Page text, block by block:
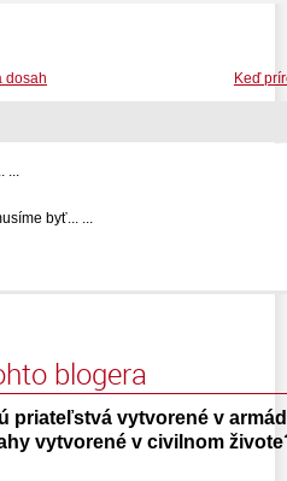
Keď
dosah
byť... ...
blogera
priateľstvá vytvorené v
vytvorené v civilnom